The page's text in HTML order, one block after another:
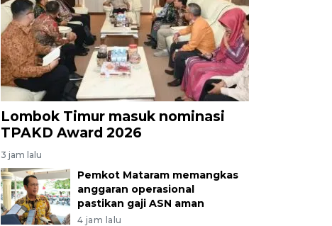
Lombok Timur masuk nominasi
TPAKD Award 2026
3 jam lalu
Pemkot Mataram memangkas
anggaran operasional
pastikan gaji ASN aman
4 jam lalu